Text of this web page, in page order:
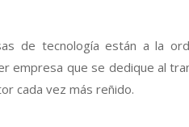
de tecnología están a la
empresa que se dedique al
cada vez más reñido.